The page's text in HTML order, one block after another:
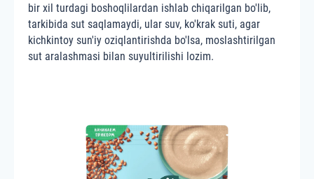
bir xil turdagi boshoqlilardan ishlab chiqarilgan bo'lib,
tarkibida sut saqlamaydi, ular suv, ko'krak suti, agar
kichkintoy sun'iy oziqlantirishda bo'lsa, moslashtirilgan
sut aralashmasi bilan suyultirilishi lozim.